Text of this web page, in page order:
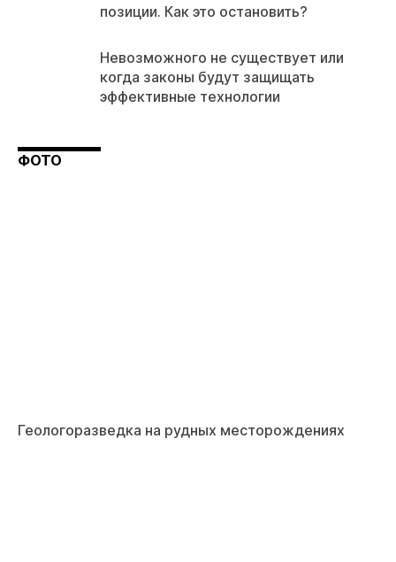
позиции. Как это остановить?
Невозможного не существует или
когда законы будут защищать
эффективные технологии
ФОТО
Геологоразведка на рудных месторождениях